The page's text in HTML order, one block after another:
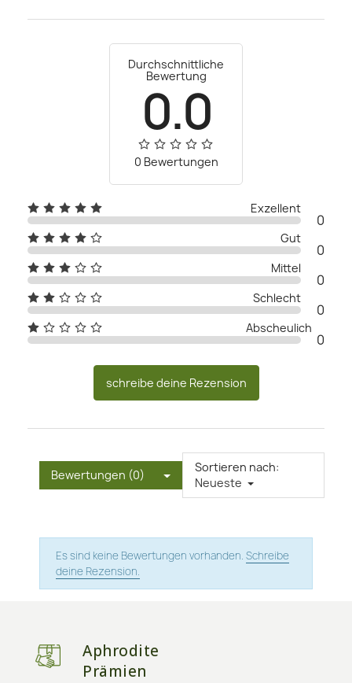
Durchschnittliche
Bewertung
0.0
0 Bewertungen
Exzellent
0
Gut
0
Mittel
0
Schlecht
0
Abscheulich
0
schreibe deine Rezension
Bewertungen (0)
Sortieren nach:
Neueste
Es sind keine Bewertungen vorhanden. Schreibe
deine Rezension.
Aphrodite
Prämien